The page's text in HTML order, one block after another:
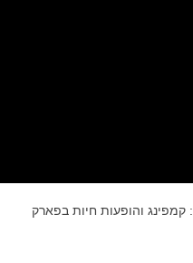
פסטיבל ג'נסיס 2021: קמפינג והופעות חיות בפארק